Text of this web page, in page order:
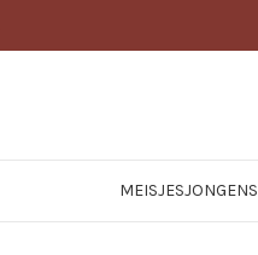
MEISJESJONGENS